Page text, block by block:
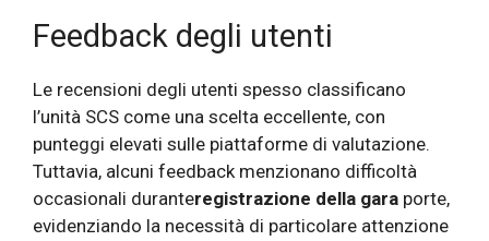
Feedback degli utenti
Le recensioni degli utenti spesso classificano
l’unità SCS come una scelta eccellente, con
punteggi elevati sulle piattaforme di valutazione.
Tuttavia, alcuni feedback menzionano difficoltà
occasionali duranteregistrazione della gara porte,
evidenziando la necessità di particolare attenzione